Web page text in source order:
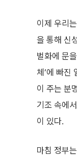
이제 우리
을 통해 신
벌화에 문
체’에 빠진
이 주는 분
기조 속에
이 있다.
마침 정부